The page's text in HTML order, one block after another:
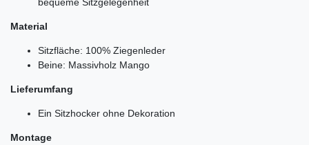
Material
Sitzfläche: 100% Ziegenleder
Beine: Massivholz Mango
Lieferumfang
Ein Sitzhocker ohne Dekoration
Montage